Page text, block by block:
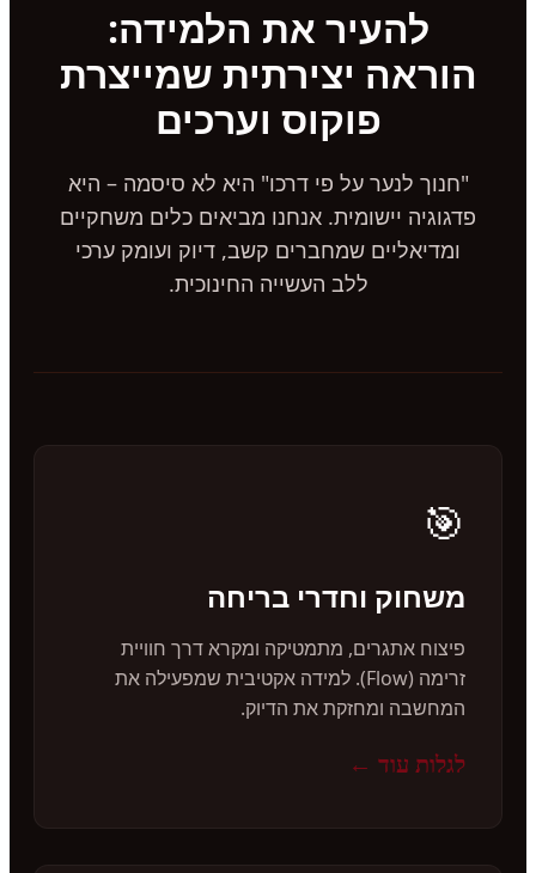
להעיר את הלמידה:
הוראה יצירתית שמייצרת
פוקוס וערכים
"חנוך לנער על פי דרכו" היא לא סיסמה – היא
פדגוגיה יישומית. אנחנו מביאים כלים משחקיים
ומדיאליים שמחברים קשב, דיוק ועומק ערכי
ללב העשייה החינוכית.
🎯
משחוק וחדרי בריחה
פיצוח אתגרים, מתמטיקה ומקרא דרך חוויית
זרימה (Flow). למידה אקטיבית שמפעילה את
המחשבה ומחזקת את הדיוק.
לגלות עוד ←